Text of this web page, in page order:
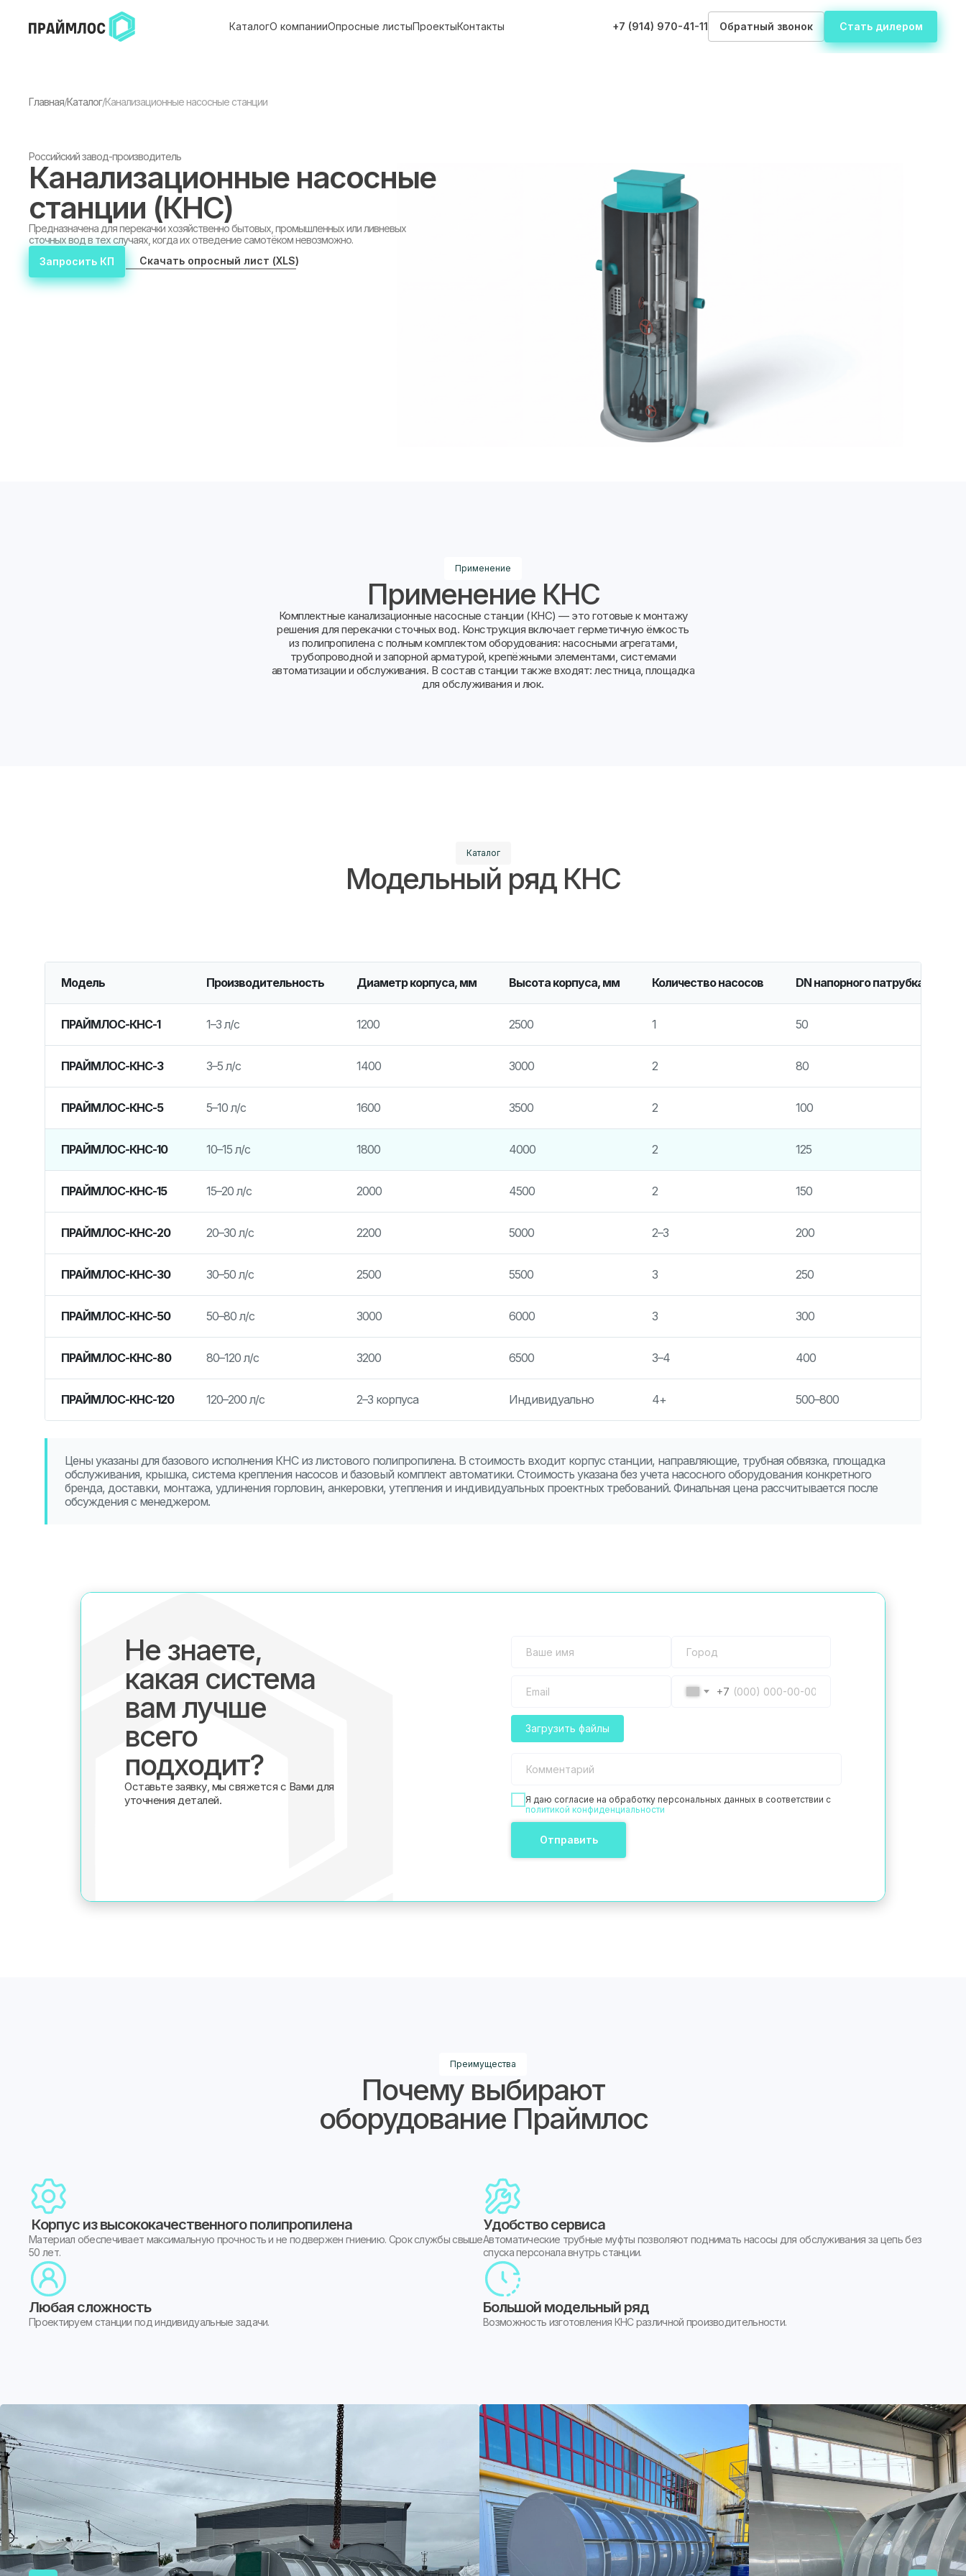
КаталогО компанииОпросные листыПроектыКонтакты +7 (914) 970-41-11 Обратный звонок Стать дилером
Главная/Каталог/Канализационные насосные станции
Российский завод-производитель
Канализационные насосные
станции (КНС)
Предназначена для перекачки хозяйственно бытовых, промышленных или ливневых
сточных вод в тех случаях, когда их отведение самотёком невозможно.
Запросить КП
Скачать опросный лист (XLS)
Применение
Применение КНС
Комплектные канализационные насосные станции (КНС) — это готовые к монтажу
решения для перекачки сточных вод. Конструкция включает герметичную ёмкость
из полипропилена с полным комплектом оборудования: насосными агрегатами,
трубопроводной и запорной арматурой, крепёжными элементами, системами
автоматизации и обслуживания. В состав станции также входят: лестница, площадка
для обслуживания и люк.
Каталог
Модельный ряд КНС
Модель Производительность Диаметр корпуса, мм Высота корпуса, мм Количество насосов DN напорного патрубка
ПРАЙМЛОС-КНС-1 1–3 л/с 1200 2500 1 50
ПРАЙМЛОС-КНС-3 3–5 л/с 1400 3000 2 80
ПРАЙМЛОС-КНС-5 5–10 л/с 1600 3500 2 100
ПРАЙМЛОС-КНС-10 10–15 л/с 1800 4000 2 125
ПРАЙМЛОС-КНС-15 15–20 л/с 2000 4500 2 150
ПРАЙМЛОС-КНС-20 20–30 л/с 2200 5000 2–3 200
ПРАЙМЛОС-КНС-30 30–50 л/с 2500 5500 3 250
ПРАЙМЛОС-КНС-50 50–80 л/с 3000 6000 3 300
ПРАЙМЛОС-КНС-80 80–120 л/с 3200 6500 3–4 400
ПРАЙМЛОС-КНС-120 120–200 л/с 2–3 корпуса Индивидуально 4+ 500–800
Цены указаны для базового исполнения КНС из листового полипропилена. В стоимость входит корпус станции, направляющие, трубная обвязка, площадка
обслуживания, крышка, система крепления насосов и базовый комплект автоматики. Стоимость указана без учета насосного оборудования конкретного
бренда, доставки, монтажа, удлинения горловин, анкеровки, утепления и индивидуальных проектных требований. Финальная цена рассчитывается после
обсуждения с менеджером.
Не знаете,
какая система
вам лучше
всего
подходит?
Оставьте заявку, мы свяжется с Вами для
уточнения деталей.
+7
Загрузить файлы
Я даю согласие на обработку персональных данных в соответствии с
политикой конфиденциальности
Отправить
Преимущества
Почему выбирают
оборудование Праймлос
Корпус из высококачественного полипропилена
Материал обеспечивает максимальную прочность и не подвержен гниению. Срок службы свыше
50 лет.
Удобство сервиса
Автоматические трубные муфты позволяют поднимать насосы для обслуживания за цепь без
спуска персонала внутрь станции.
Любая сложность
Проектируем станции под индивидуальные задачи.
Большой модельный ряд
Возможность изготовления КНС различной производительности.